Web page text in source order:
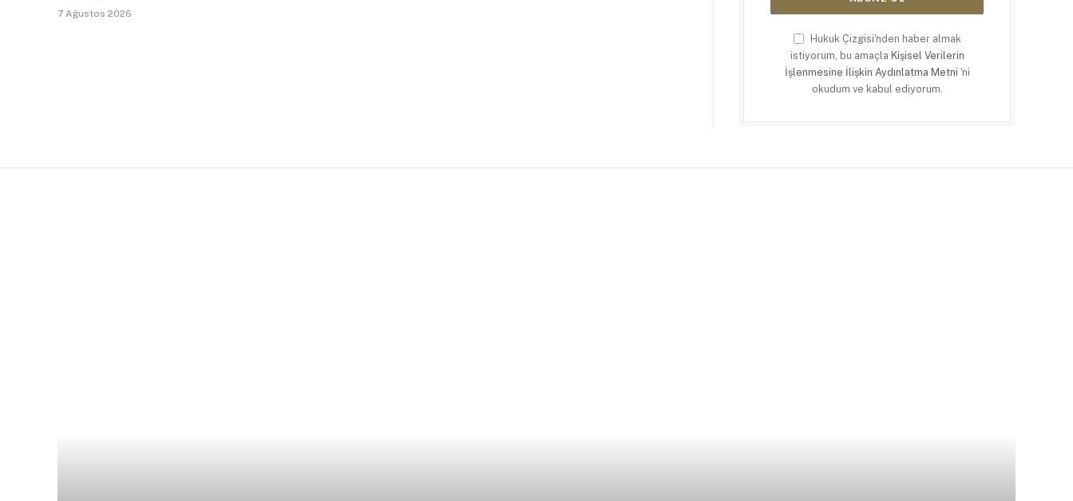
7 Ağustos 2026
Hukuk Çizgisi'nden haber almak
istiyorum, bu amaçla Kişisel Verilerin
İşlenmesine İlişkin Aydınlatma Metni 'ni
okudum ve kabul ediyorum.